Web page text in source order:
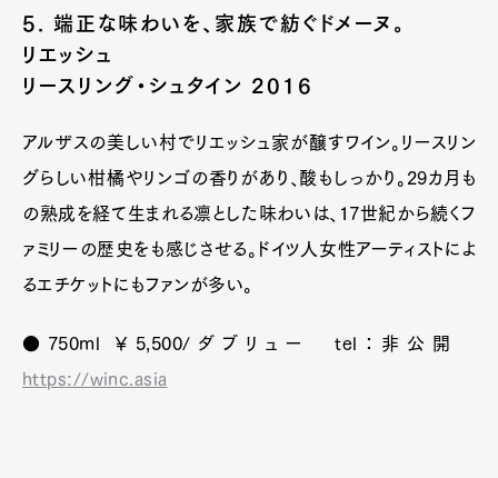
5. 端正な味わいを、家族で紡ぐドメーヌ。
リエッシュ
リースリング・シュタイン 2016
アルザスの美しい村でリエッシュ家が醸すワイン。リースリン
グらしい柑橘やリンゴの香りがあり、酸もしっかり。29カ月も
の熟成を経て生まれる凛とした味わいは、17世紀から続くフ
ァミリーの歴史をも感じさせる。ドイツ人女性アーティストによ
るエチケットにもファンが多い。
●750ml ￥5,500/ダブリュー tel：非公開
https://winc.asia